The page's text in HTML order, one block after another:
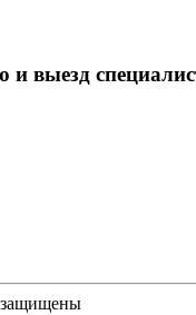
и выезд
защищены